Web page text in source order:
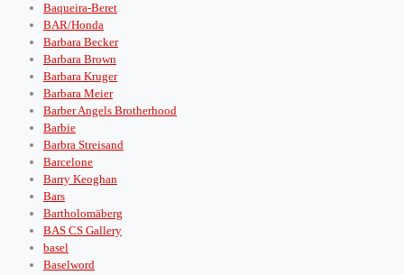
Baqueira-Beret
BAR/Honda
Barbara Becker
Barbara Brown
Barbara Kruger
Barbara Meier
Barber Angels Brotherhood
Barbie
Barbra Streisand
Barcelone
Barry Keoghan
Bars
Bartholomäberg
BAS CS Gallery
basel
Baselword